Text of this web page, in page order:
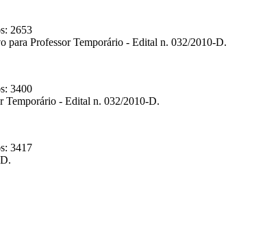
2653
para Professor Temporário - Edital n. 032/2010-D.
3400
Temporário - Edital n. 032/2010-D.
3417